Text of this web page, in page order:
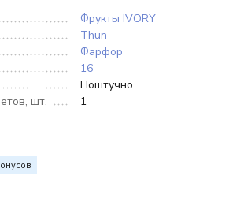
Фрукты IVORY
Thun
Фарфор
16
Поштучно
шт.
1